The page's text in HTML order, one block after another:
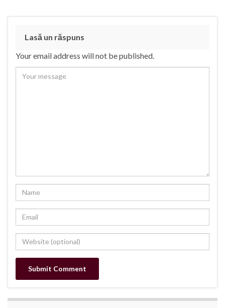
Lasă un răspuns
Your email address will not be published.